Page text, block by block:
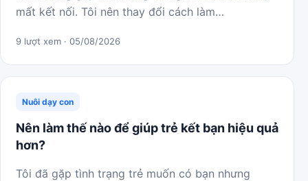
mất kết nối. Tôi nên thay đổi cách làm…
9 lượt xem · 05/08/2026
Nuôi dạy con
Nên làm thế nào để giúp trẻ kết bạn hiệu quả
hơn?
Tôi đã gặp tình trạng trẻ muốn có bạn nhưng